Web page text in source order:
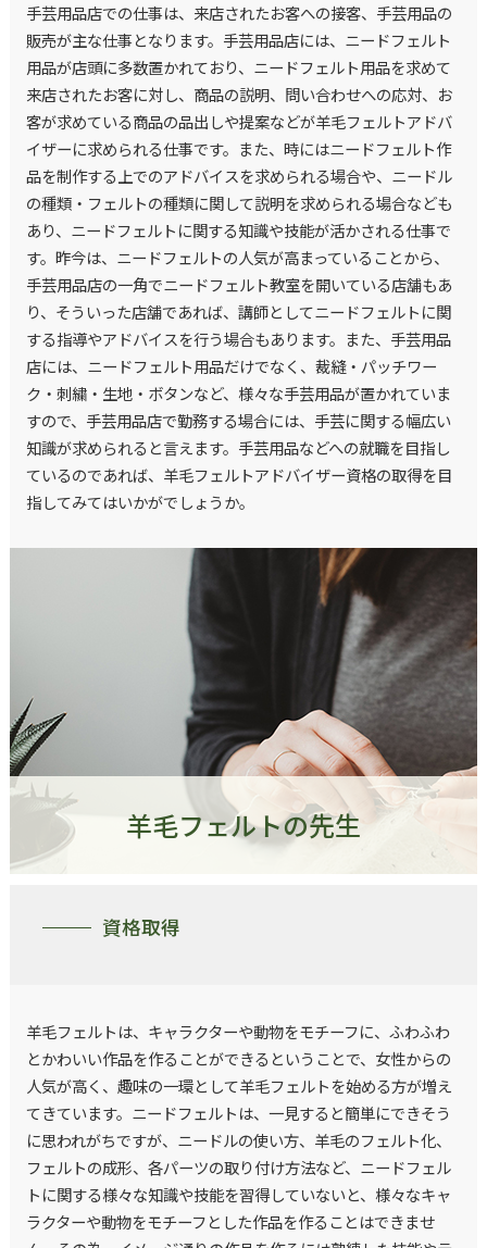
手芸用品店での仕事は、来店されたお客への接客、手芸用品の
販売が主な仕事となります。手芸用品店には、ニードフェルト
用品が店頭に多数置かれており、ニードフェルト用品を求めて
来店されたお客に対し、商品の説明、問い合わせへの応対、お
客が求めている商品の品出しや提案などが羊毛フェルトアドバ
イザーに求められる仕事です。また、時にはニードフェルト作
品を制作する上でのアドバイスを求められる場合や、ニードル
の種類・フェルトの種類に関して説明を求められる場合なども
あり、ニードフェルトに関する知識や技能が活かされる仕事で
す。昨今は、ニードフェルトの人気が高まっていることから、
手芸用品店の一角でニードフェルト教室を開いている店舗もあ
り、そういった店舗であれば、講師としてニードフェルトに関
する指導やアドバイスを行う場合もあります。また、手芸用品
店には、ニードフェルト用品だけでなく、裁縫・パッチワー
ク・刺繍・生地・ボタンなど、様々な手芸用品が置かれていま
すので、手芸用品店で勤務する場合には、手芸に関する幅広い
知識が求められると言えます。手芸用品などへの就職を目指し
ているのであれば、羊毛フェルトアドバイザー資格の取得を目
指してみてはいかがでしょうか。
羊毛フェルトの先生
資格取得
羊毛フェルトは、キャラクターや動物をモチーフに、ふわふわ
とかわいい作品を作ることができるということで、女性からの
人気が高く、趣味の一環として羊毛フェルトを始める方が増え
てきています。ニードフェルトは、一見すると簡単にできそう
に思われがちですが、ニードルの使い方、羊毛のフェルト化、
フェルトの成形、各パーツの取り付け方法など、ニードフェル
トに関する様々な知識や技能を習得していないと、様々なキャ
ラクターや動物をモチーフとした作品を作ることはできませ